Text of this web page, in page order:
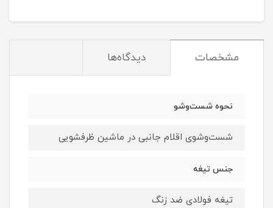
مشخصات دیدگاه‌ها
نحوه شست‌وشو
شست‌وشوی اقلام جانبی در ماشین ظرفشویی
جنس تیغه
تیغه فولادی ضد زنگ